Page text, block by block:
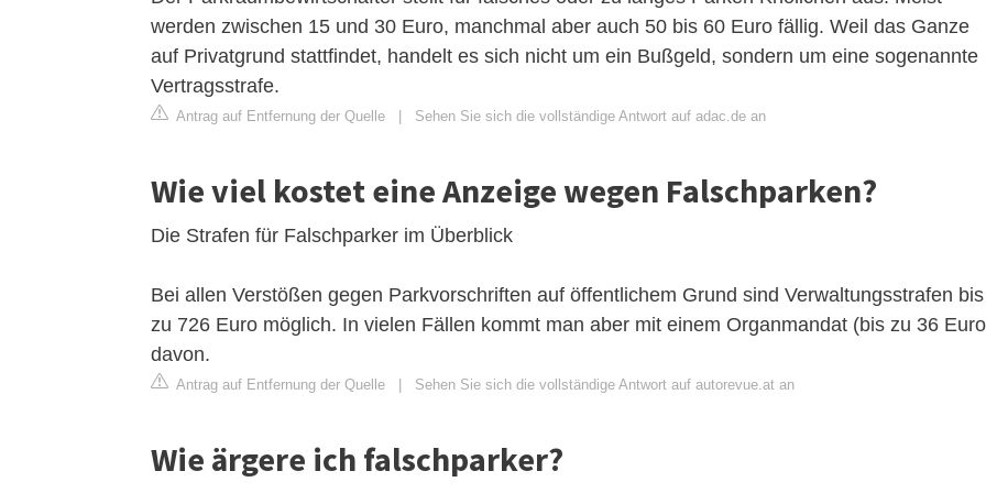
werden zwischen 15 und 30 Euro, manchmal aber auch 50 bis 60 Euro fällig. Weil das Ganze
auf Privatgrund stattfindet, handelt es sich nicht um ein Bußgeld, sondern um eine sogenannte
Vertragsstrafe.
Antrag auf Entfernung der Quelle | Sehen Sie sich die vollständige Antwort auf adac.de an
Wie viel kostet eine Anzeige wegen Falschparken?
Die Strafen für Falschparker im Überblick
Bei allen Verstößen gegen Parkvorschriften auf öffentlichem Grund sind Verwaltungsstrafen bis
zu 726 Euro möglich. In vielen Fällen kommt man aber mit einem Organmandat (bis zu 36
davon.
Antrag auf Entfernung der Quelle | Sehen Sie sich die vollständige Antwort auf autorevue.at an
Wie ärgere ich falschparker?